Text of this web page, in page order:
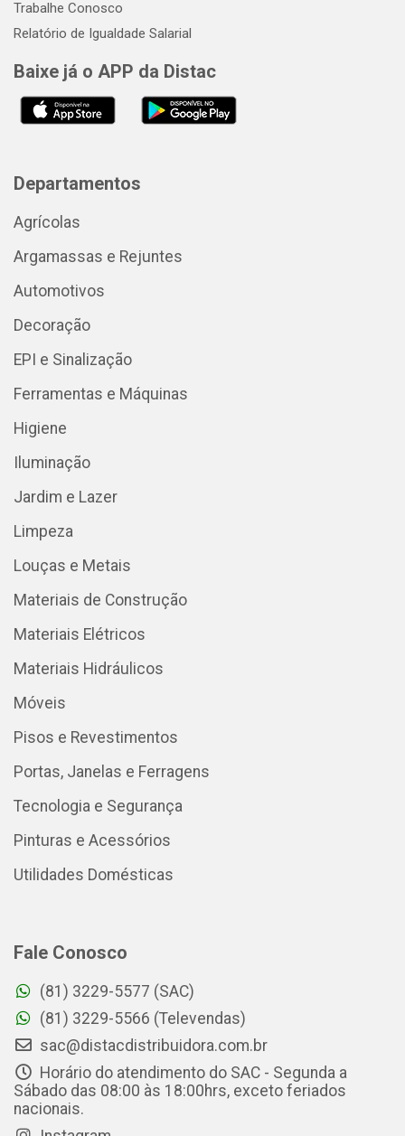
Trabalhe Conosco
Relatório de Igualdade Salarial
Baixe já o APP da Distac
Departamentos
Agrícolas
Argamassas e Rejuntes
Automotivos
Decoração
EPI e Sinalização
Ferramentas e Máquinas
Higiene
Iluminação
Jardim e Lazer
Limpeza
Louças e Metais
Materiais de Construção
Materiais Elétricos
Materiais Hidráulicos
Móveis
Pisos e Revestimentos
Portas, Janelas e Ferragens
Tecnologia e Segurança
Pinturas e Acessórios
Utilidades Domésticas
Fale Conosco
(81) 3229-5577 (SAC)
(81) 3229-5566 (Televendas)
sac@distacdistribuidora.com.br
Horário do atendimento do SAC - Segunda a
Sábado das 08:00 às 18:00hrs, exceto feriados
nacionais.